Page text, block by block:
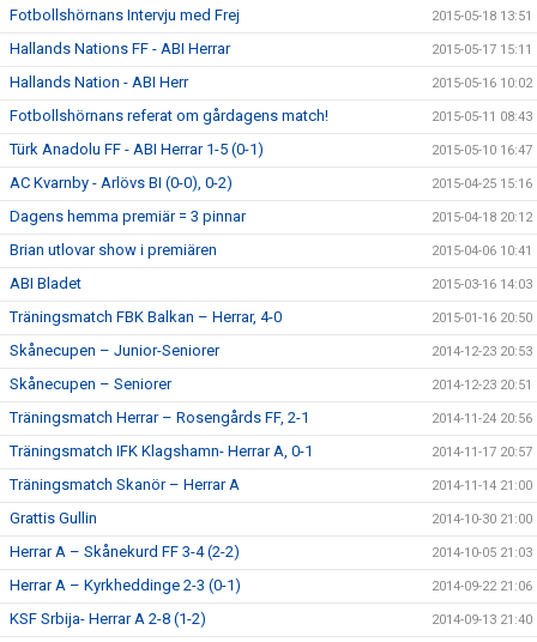
Fotbollshörnans Intervju med Frej 2015-05-18 13:51
Hallands Nations FF - ABI Herrar 2015-05-17 15:11
Hallands Nation - ABI Herr 2015-05-16 10:02
Fotbollshörnans referat om gårdagens match! 2015-05-11 08:43
Türk Anadolu FF - ABI Herrar 1-5 (0-1) 2015-05-10 16:47
AC Kvarnby - Arlövs BI (0-0), 0-2) 2015-04-25 15:16
Dagens hemma premiär = 3 pinnar 2015-04-18 20:12
Brian utlovar show i premiären 2015-04-06 10:41
ABI Bladet 2015-03-16 14:03
Träningsmatch FBK Balkan – Herrar, 4-0 2015-01-16 20:50
Skånecupen – Junior-Seniorer 2014-12-23 20:53
Skånecupen – Seniorer 2014-12-23 20:51
Träningsmatch Herrar – Rosengårds FF, 2-1 2014-11-24 20:56
Träningsmatch IFK Klagshamn- Herrar A, 0-1 2014-11-17 20:57
Träningsmatch Skanör – Herrar A 2014-11-14 21:00
Grattis Gullin 2014-10-30 21:00
Herrar A – Skånekurd FF 3-4 (2-2) 2014-10-05 21:03
Herrar A – Kyrkheddinge 2-3 (0-1) 2014-09-22 21:06
KSF Srbija- Herrar A 2-8 (1-2) 2014-09-13 21:40